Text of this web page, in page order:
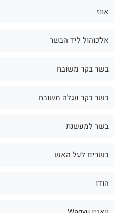
אווז
אלכוהול ליד הבשר
בשר בקר משובח
בשר בקר עגלה משובח
בשר למעשנת
בשרים לעל האש
הודו